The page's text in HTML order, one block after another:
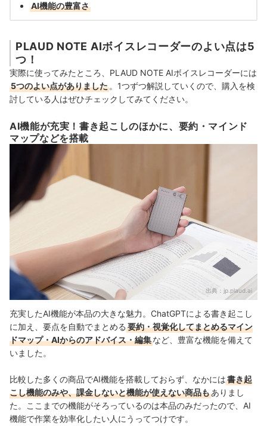
AI機能の豊富さ
PLAUD NOTE AIボイスレコーダーのよい点は5
つ！
実際に使ってみたところ、PLAUD NOTE AIボイスレコーダーには
5つのよい点がありました 。1つずつ解説していくので、購入を検
討している人はぜひチェックしてみてください。
AI機能が充実！書き起こしのほかに、要約・マインド
マップなどを搭載
出典： jp.plaud.ai
充実したAI機能が本品の大きな魅力。ChatGPTによる書き起こし
に加え、要点を自動でまとめる 要約・視覚化してまとめるマイン
ドマップ・AIからのアドバイス・編集など、豊富な機能を備えて
いました。
比較した多くの商品でAI機能を搭載しておらず、なかには書き起
こし機能のみや、課金しないと機能が使えない商品もありまし
た。ここまでの機能がそろっているのは本品のみだったので、AI
機能で作業を効率化したい人にうってつけです。